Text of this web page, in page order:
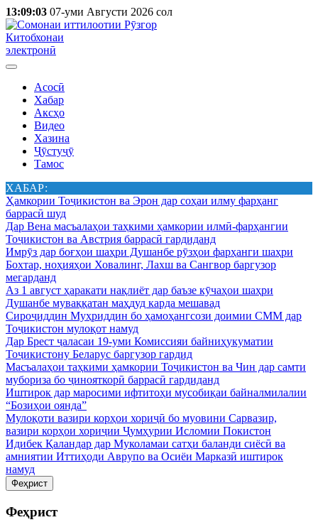
13:09:03 07-уми Августи 2026 сол
Китобхонаи
электронӣ
Асосӣ
Хабар
Аксҳо
Видео
Хазина
Ҷӯстуҷӯ
Тамос
ХАБАР:
Ҳамкории Тоҷикистон ва Эрон дар соҳаи илму фарҳанг
баррасӣ шуд
Дар Вена масъалаҳои таҳкими ҳамкории илмӣ-фарҳангии
Тоҷикистон ва Австрия баррасӣ гардиданд
Имрӯз дар боғҳои шаҳри Душанбе рӯзҳои фарҳанги шаҳри
Бохтар, ноҳияҳои Ховалинг, Лахш ва Сангвор баргузор
мегарданд
Аз 1 август ҳаракати нақлиёт дар баъзе кӯчаҳои шаҳри
Душанбе муваққатан маҳдуд карда мешавад
Сироҷиддин Муҳриддин бо ҳамоҳангсози доимии СММ дар
Тоҷикистон мулоқот намуд
Дар Брест ҷаласаи 19-уми Комиссияи байниҳукуматии
Тоҷикистону Беларус баргузор гардид
Масъалаҳои таҳкими ҳамкории Тоҷикистон ва Чин дар самти
мубориза бо ҷинояткорӣ баррасӣ гардиданд
Иштирок дар маросими ифтитоҳи мусобиқаи байналмилалии
“Бозиҳои оянда”
Мулоқоти вазири корҳои хориҷӣ бо муовини Сарвазир,
вазири корҳои хориҷии Ҷумҳурии Исломии Покистон
Идибек Қаландар дар Муколамаи сатҳи баланди сиёсӣ ва
амниятии Иттиҳоди Аврупо ва Осиёи Марказӣ иштирок
намуд
Феҳрист
Феҳрист